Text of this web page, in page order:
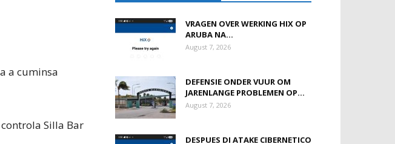
a cuminsa
Silla Bar
VRAGEN OVER WERKING HIX OP
ARUBA NA...
August 7, 2026
DEFENSIE ONDER VUUR OM
JARENLANGE PROBLEMEN OP...
August 7, 2026
DESPUES DI ATAKE CIBERNETICO